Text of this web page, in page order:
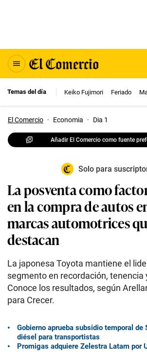
Temas del día Keiko Fujimori Feriado
El Comercio · Economia · Dia 1
Añadir El Comercio como fuente
Solo para
La posventa como
en la compra de autos
marcas automotrices
destacan
La japonesa Toyota mantiene el
segmento en recordación, tenencia
Conoce los resultados, según
para Crecer.
Gobierno aprueba subsidio temporal de
diésel para transportistas
Promigas adquiere Zelestra Latam por